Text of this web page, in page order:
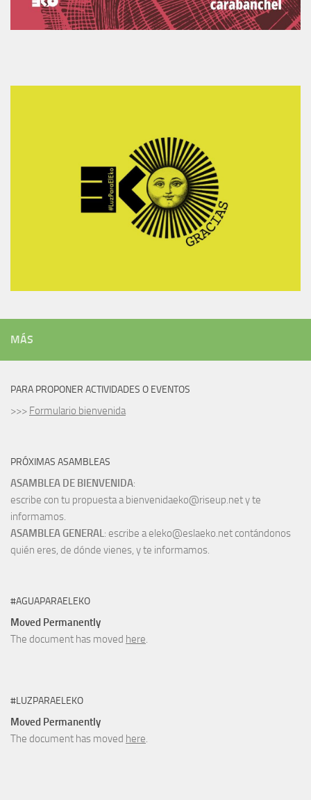
MÁS
PARA PROPONER ACTIVIDADES O EVENTOS
>>> Formulario bienvenida
PRÓXIMAS ASAMBLEAS
ASAMBLEA DE BIENVENIDA:
escribe con tu propuesta a bienvenidaeko@riseup.net y te
informamos.
ASAMBLEA GENERAL: escribe a eleko@eslaeko.net contándonos
quién eres, de dónde vienes, y te informamos.
#AGUAPARAELEKO
Moved Permanently
The document has moved here.
#LUZPARAELEKO
Moved Permanently
The document has moved here.